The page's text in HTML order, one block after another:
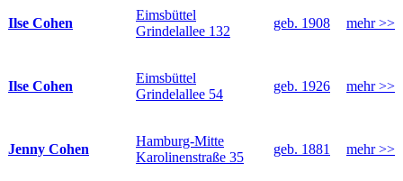
Ilse Cohen
Eimsbüttel
Grindelallee 132
geb. 1908 mehr >>
Ilse Cohen
Eimsbüttel
Grindelallee 54
geb. 1926 mehr >>
Jenny Cohen
Hamburg-Mitte
Karolinenstraße 35
geb. 1881 mehr >>